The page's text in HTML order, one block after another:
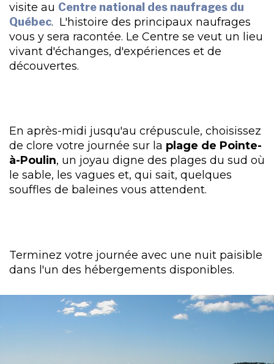
visite au Centre national des naufrages du
Québec. L'histoire des principaux naufrages
vous y sera racontée. Le Centre se veut un lieu
vivant d'échanges, d'expériences et de
découvertes.
En après-midi jusqu'au crépuscule, choisissez
de clore votre journée sur la plage de Pointe-
à-Poulin, un joyau digne des plages du sud où
le sable, les vagues et, qui sait, quelques
souffles de baleines vous attendent.
Terminez votre journée avec une nuit paisible
dans l'un des hébergements disponibles.